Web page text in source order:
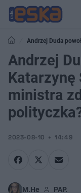
Andrzej Duda
jest polityczka?
Andrzej
Katarzynę
ministra
2023-08-10 14:49
M.He PAP.